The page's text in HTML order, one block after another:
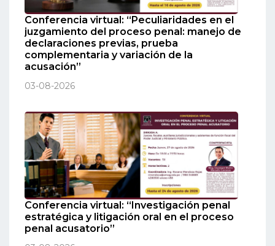
Conferencia virtual: “Peculiaridades en el
juzgamiento del proceso penal: manejo de
declaraciones previas, prueba
complementaria y variación de la
acusación”
03-08-2026
Conferencia virtual: “Investigación penal
estratégica y litigación oral en el proceso
penal acusatorio”